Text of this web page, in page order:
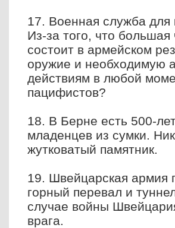
17. Военная служба для
Из-за того, что большая
состоит в армейском
оружие и необходимую
действиям в любой
пацифистов?
18. В Берне есть 500-
младенцев из сумки.
жутковатый памятник.
19. Швейцарская армия
горный перевал и
случае войны
врага.